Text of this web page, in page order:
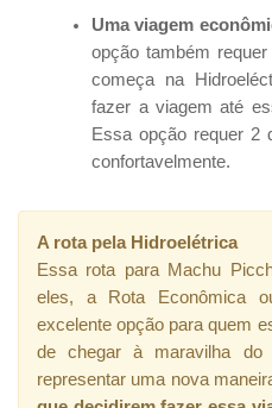
Uma viagem
opção também
começa na
fazer a viagem até
Essa opção requer 2
confortavelmente.
A rota pela Hidroelétrica
Essa rota para Machu
eles, a Rota Econômica
excelente opção para quem
de chegar à maravilha do
representar uma nova